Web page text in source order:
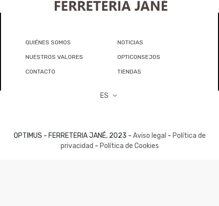
QUIÉNES SOMOS NOTICIAS
NUESTROS VALORES OPTICONSEJOS
CONTACTO TIENDAS
ES
OPTIMUS - FERRETERIA JANÉ, 2023 - Aviso legal - Política de
privacidad - Política de Cookies